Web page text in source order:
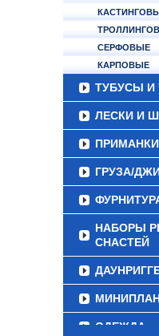
СЕРФОВЫЕ
КАРПОВЫЕ
ТУБУСЫ И
ЛЕСКИ И
ПРИМАНКИ
ГРУЗА/
НАБОРЫ
СНАСТЕЙ
ОДЕЖДА